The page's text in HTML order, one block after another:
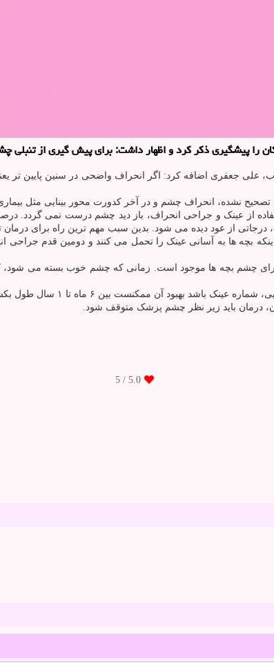
کرد و اظهار داشت: برای پیش گیری از تنبلی چشم باید کودکان 4 تا 6
نشده، انحراف چشم و در آخر کدورت محور بینایی مثل
از عینک و جراحی انحراف، باز دید چشم درست نمی گردد.
درجاتی از عود دیده می شود. بدین سبب مهم ترین راه برای
بچه ها به آسانی عینک را تحمل می کنند و دومین قدم
چشم بچه ها موجود است. زمانی که چشم خوب بسته می
درمان باید زیر نظر چشم پزشک متوقف شود.
5.0
/ 5